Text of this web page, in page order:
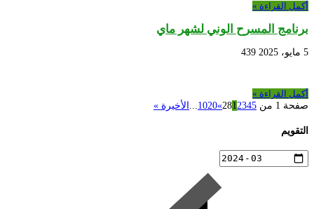
أكمل القراءة »
برنامج المسرح الوني لشهر ماي
5 مايو، 2025 439
أكمل القراءة »
صفحة 1 من 28
12345
»
1020
... الأخيرة »
التقويم